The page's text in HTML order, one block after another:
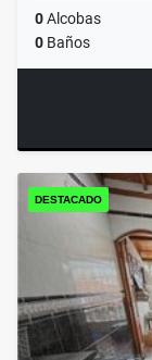
0Alcobas
0 Baños
DESTACADO